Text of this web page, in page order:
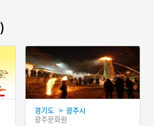
)
경기도 > 광주시
광주문화원